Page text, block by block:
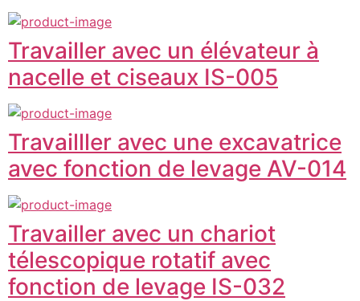
Travailler avec un élévateur à
nacelle et ciseaux IS-005
Travailller avec une excavatrice
avec fonction de levage AV-014
Travailler avec un chariot
télescopique rotatif avec
fonction de levage IS-032